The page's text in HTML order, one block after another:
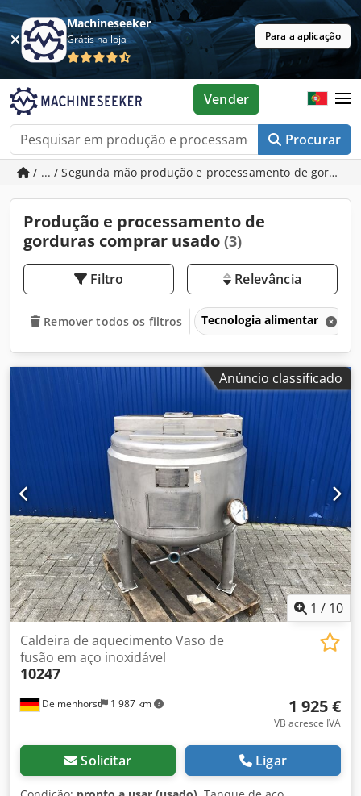
Machineseeker
Grátis na loja Para a aplicação
Procurar
Vender
/ ... / Segunda mão produção e processamento de
Produção e processamento de
gorduras comprar usado (3)
Filtro Relevância
Remover todos os filtros Tecnologia alimentar
Anúncio classificado
1 / 10
Delmenhorst 1 987 km
Caldeira de aquecimento Vaso de
fusão em aço inoxidável
10247
1 925 €
VB acresce IVA
Solicitar Ligar